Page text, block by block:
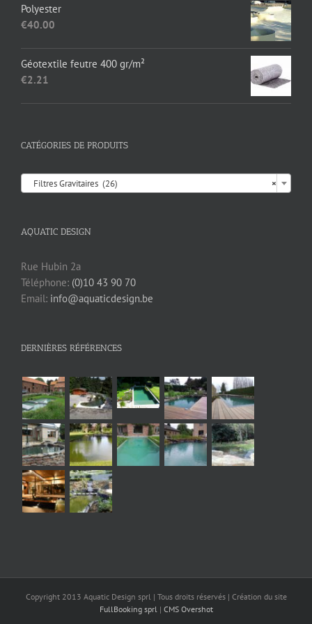
Polyester
€40.00
Géotextile feutre 400 gr/m²
€2.21
CATÉGORIES DE PRODUITS
×
Filtres Gravitaires (26)
AQUATIC DESIGN
Rue Hubin 2a
Téléphone: (0)10 43 90 70
Email: info@aquaticdesign.be
DERNIÈRES RÉFÉRENCES
Copyright 2013 Aquatic Design sprl | Tous droits réservés | Création du site
FullBooking sprl | CMS Overshot